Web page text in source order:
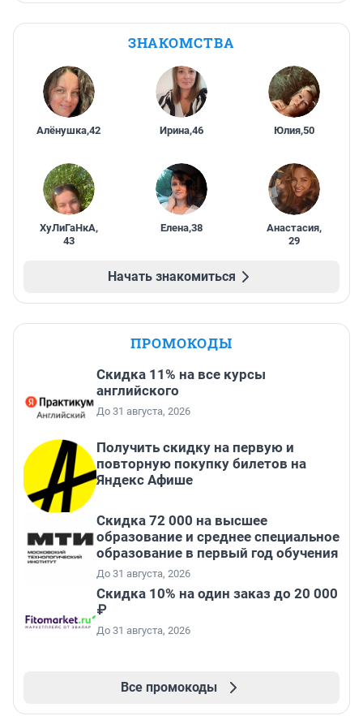
ЗНАКОМСТВА
Алёнушка,42 Ирина,46 Юлия,50
ХуЛиГаНкА,
43
Елена,38 Анастасия,
29
Начать знакомиться
ПРОМОКОДЫ
Скидка 11% на все курсы
английского
До 31 августа, 2026
Получить скидку на первую и
повторную покупку билетов на
Яндекс Афише
Скидка 72 000 на высшее
образование и среднее специальное
образование в первый год обучения
До 31 августа, 2026
Скидка 10% на один заказ до 20 000
₽
До 31 августа, 2026
Все промокоды